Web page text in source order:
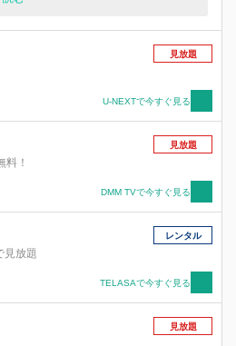
エイティシックス――が搭乗し、道具
扱われていたのである。 エイティシッ
された部隊〈スピアヘッド〉の隊長で
で、ある目的のために戦いを続けてい
新たな指揮管制官〈ハンドラー〉とし
国軍人のエリート・ レーナが着任す
はエイティシックスたちの犠牲の元に成
和国の体制を嫌悪しており、“人型の
て蔑まれていた彼らに人間として接しよ
ートの才女。決して交わる ことがなか
ふたりが、激しい戦いの中で未来を見
見放題
U-NEXTで今すぐ見る
料！
見放題
DMM TVで今すぐ見る
見放題
レンタル
TELASAで今すぐ見る
見放題